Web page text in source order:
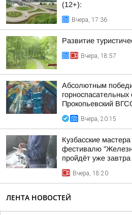
(12+):
Вчера, 17:36
Развитие
Вчера, 18:57
Абсолютным
Прокопьевский
Вчера, 20:15
Кузбасские
фестивалю
пройдёт уже завтра
Вчера, 18:20
ЛЕНТА НОВОСТЕЙ